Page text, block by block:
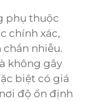
phụ thuộc
chính xác,
nhiễu.
không gây
biệt có giá
độ ổn định